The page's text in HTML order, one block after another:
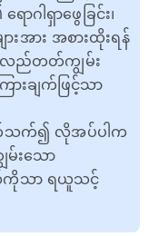
ာဂါရှာဖွေခြင်း၊
းအား အစားထိုးရန်
လည်တတ်ကျွမ်း
ားချက်ဖြင့်သာ
ပတ်သက်၍ လိုအပ်ပါက
းသော
ဏ်ကိုသာ ရယူသင့်